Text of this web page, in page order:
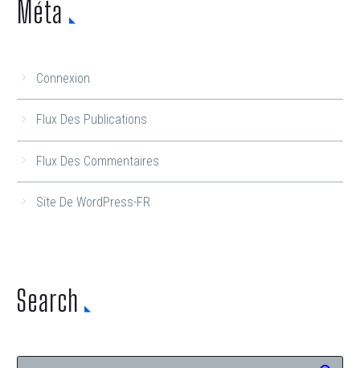
Méta
Connexion
Flux Des Publications
Flux Des Commentaires
Site De WordPress-FR
Search